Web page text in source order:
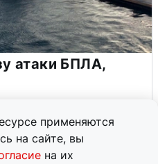
применяются
на сайте, вы
на их
атаки БПЛА,